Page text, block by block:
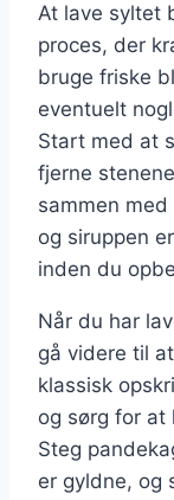
At lave syltet
proces, der
bruge friske
eventuelt
Start med at
fjerne
sammen
og siruppen
inden du
Når du har
gå videre til
klassisk
og sørg for at
Steg
er gyldne, og